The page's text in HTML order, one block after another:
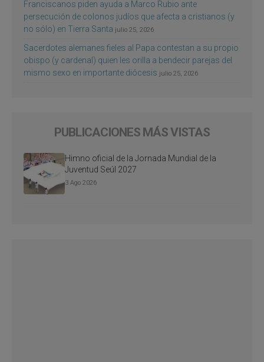
Franciscanos piden ayuda a Marco Rubio ante
persecución de colonos judíos que afecta a cristianos (y
no sólo) en Tierra Santa julio 25, 2026
Sacerdotes alemanes fieles al Papa contestan a su propio
obispo (y cardenal) quien les orilla a bendecir parejas del
mismo sexo en importante diócesis julio 25, 2026
PUBLICACIONES MÁS VISTAS
Himno oficial de la Jornada Mundial de la
Juventud Seúl 2027
3 Ago 2026